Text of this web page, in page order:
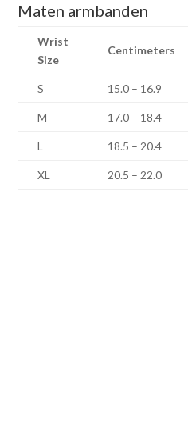
Maten armbanden
Wrist
Size
Centimeters
S 15.0 – 16.9
M 17.0 – 18.4
L 18.5 – 20.4
XL 20.5 – 22.0